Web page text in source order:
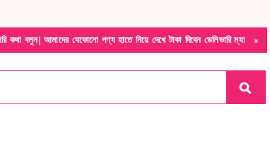
×
পণ্য হাতে নিয়ে দেখে টাকা দিবেন ডেলিভারি ম্যান চলে যাওয়ার পরে